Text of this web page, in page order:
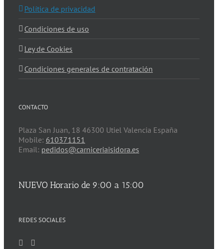
Política de privacidad
Condiciones de uso
Ley de Cookies
Condiciones generales de contratación
CONTACTO
Plaza San Juan, 18 46300 Utiel Valencia España
Mobile: 610371151
Email: pedidos@carniceriaisidora.es
NUEVO Horario de 9:00 a 15:00
REDES SOCIALES